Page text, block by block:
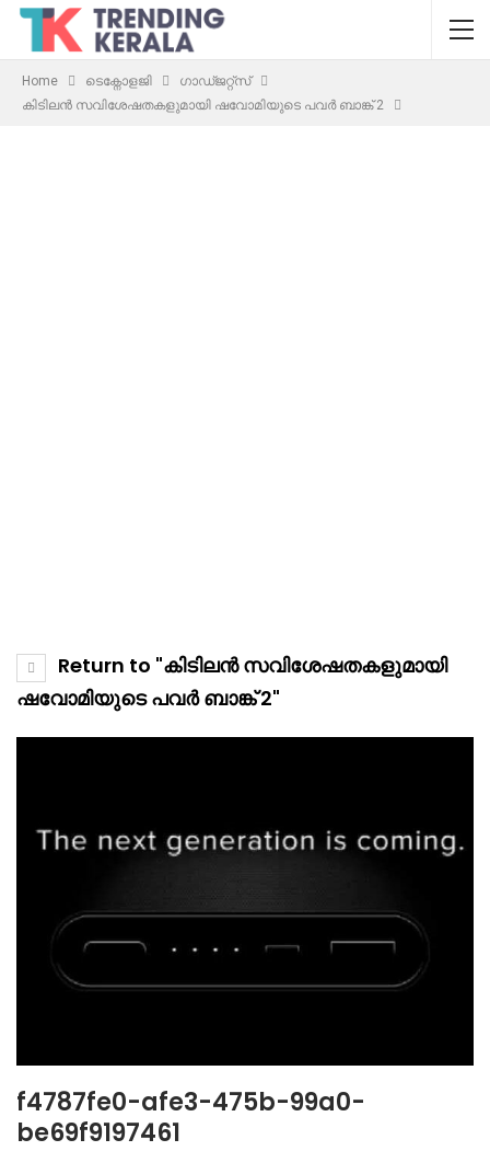
Home ടെക്നോളജി
ഗാഡ്ജറ്റ്സ്
കിടിലൻ സവിശേഷതകളുമായി ഷവോമിയുടെ പവർ ബാങ്ക് 2
Return to "കിടിലൻ സവിശേഷതകളുമായി
ഷവോമിയുടെ പവർ ബാങ്ക് 2"
f4787fe0-afe3-475b-99a0-
be69f9197461